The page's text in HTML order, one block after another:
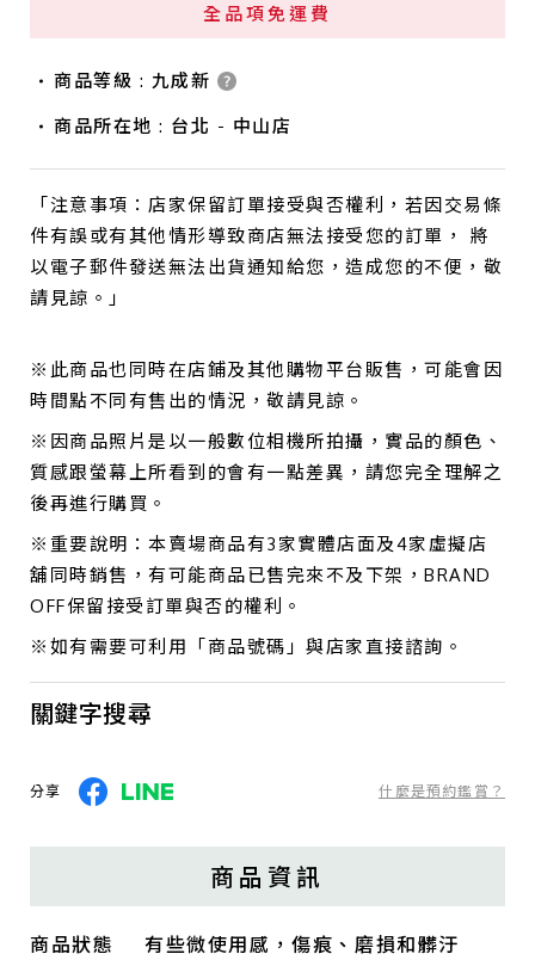
全品項免運費
商品等級 : 九成新
商品所在地 : 台北 - 中山店
「注意事項：店家保留訂單接受與否權利，若因交易條
件有誤或有其他情形導致商店無法接受您的訂單， 將
以電子郵件發送無法出貨通知給您，造成您的不便，敬
請見諒。」
※此商品也同時在店鋪及其他購物平台販售，可能會因
時間點不同有售出的情況，敬請見諒。
※因商品照片是以一般數位相機所拍攝，實品的顏色、
質感跟螢幕上所看到的會有一點差異，請您完全理解之
後再進行購買。
※重要說明：本賣場商品有3家實體店面及4家虛擬店
舖同時銷售，有可能商品已售完來不及下架，BRAND
OFF保留接受訂單與否的權利。
※如有需要可利用「商品號碼」與店家直接諮詢。
關鍵字搜尋
分享 什麼是預約鑑賞？
商品資訊
商品狀態
有些微使用感，傷痕、磨損和髒汙